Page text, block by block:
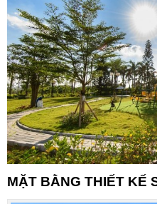
MẶT BẰNG THIẾT KẾ